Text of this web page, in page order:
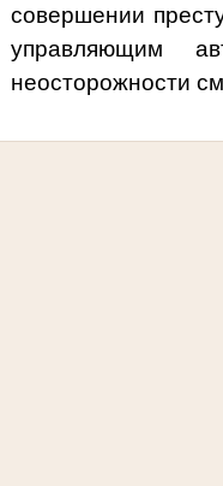
совершении
управляющим
неосторожности